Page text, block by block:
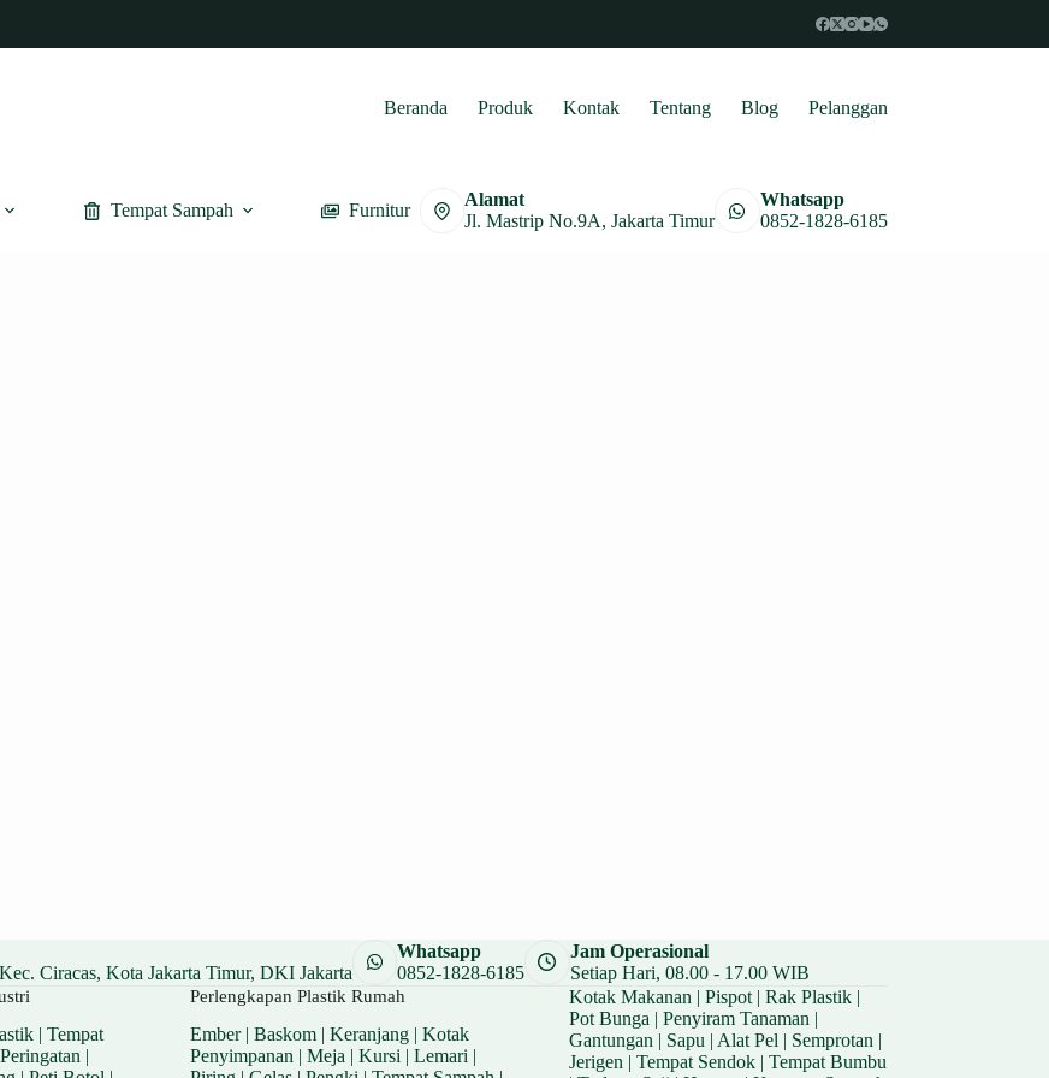
Beranda Produk Kontak Tentang Blog Pelanggan
Tempat Sampah Furnitur
Alamat
Jl. Mastrip No.9A, Jakarta Timur
Whatsapp
0852-1828-6185
Ciracas, Kota Jakarta Timur, DKI Jakarta
Whatsapp
0852-1828-6185
Jam Operasional
Setiap Hari, 08.00 - 17.00 WIB
| Tempat
|
Perlengkapan Plastik Rumah
Ember| Baskom| Keranjang| Kotak
Penyimpanan | Meja | Kursi | Lemari |
Kotak Makanan | Pispot| Rak Plastik|
Pot Bunga | Penyiram Tanaman |
Gantungan | Sapu | Alat Pel | Semprotan |
Jerigen | Tempat Sendok| Tempat Bumbu